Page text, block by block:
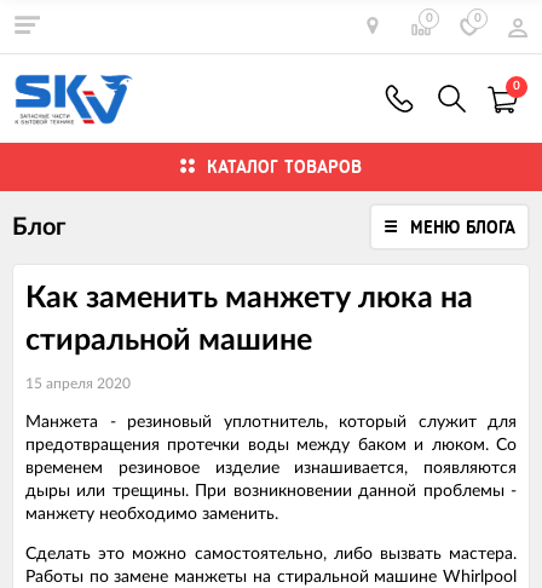
0 0
0
КАТАЛОГ ТОВАРОВ
МЕНЮ БЛОГА
Блог
Как заменить манжету люка на
стиральной машине
15 апреля 2020
Манжета - резиновый уплотнитель, который служит для
предотвращения протечки воды между баком и люком. Со
временем резиновое изделие изнашивается, появляются
дыры или трещины. При возникновении данной проблемы -
манжету необходимо заменить.
Сделать это можно самостоятельно, либо вызвать мастера.
Работы по замене манжеты на стиральной машине Whirlpool